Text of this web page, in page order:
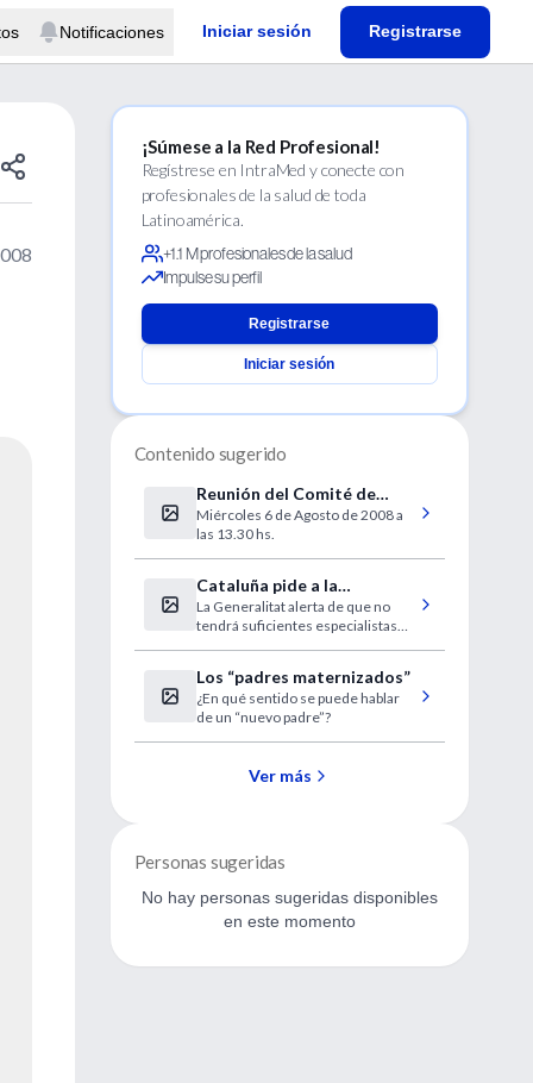
Notificaciones Iniciar sesión Registrarse
¡Súmese a la Red Profesional!
Regístrese en IntraMed y conecte con
profesionales de la salud de toda
Latinoamérica.
+1.1 M profesionales de la salud
Impulse su perfil
Registrarse
Iniciar sesión
Contenido sugerido
Reunión del Comité de
Tumores
Miércoles 6 de Agosto de 2008 a
las 13.30 hs.
Cataluña pide a la
desesperada médicos
extranjeros sin homologar
La Generalitat alerta de que no
tendrá suficientes especialistas
Los “padres maternizados”
¿En qué sentido se puede hablar
de un “nuevo padre”?
Ver más
Personas sugeridas
No hay personas sugeridas disponibles
en este momento